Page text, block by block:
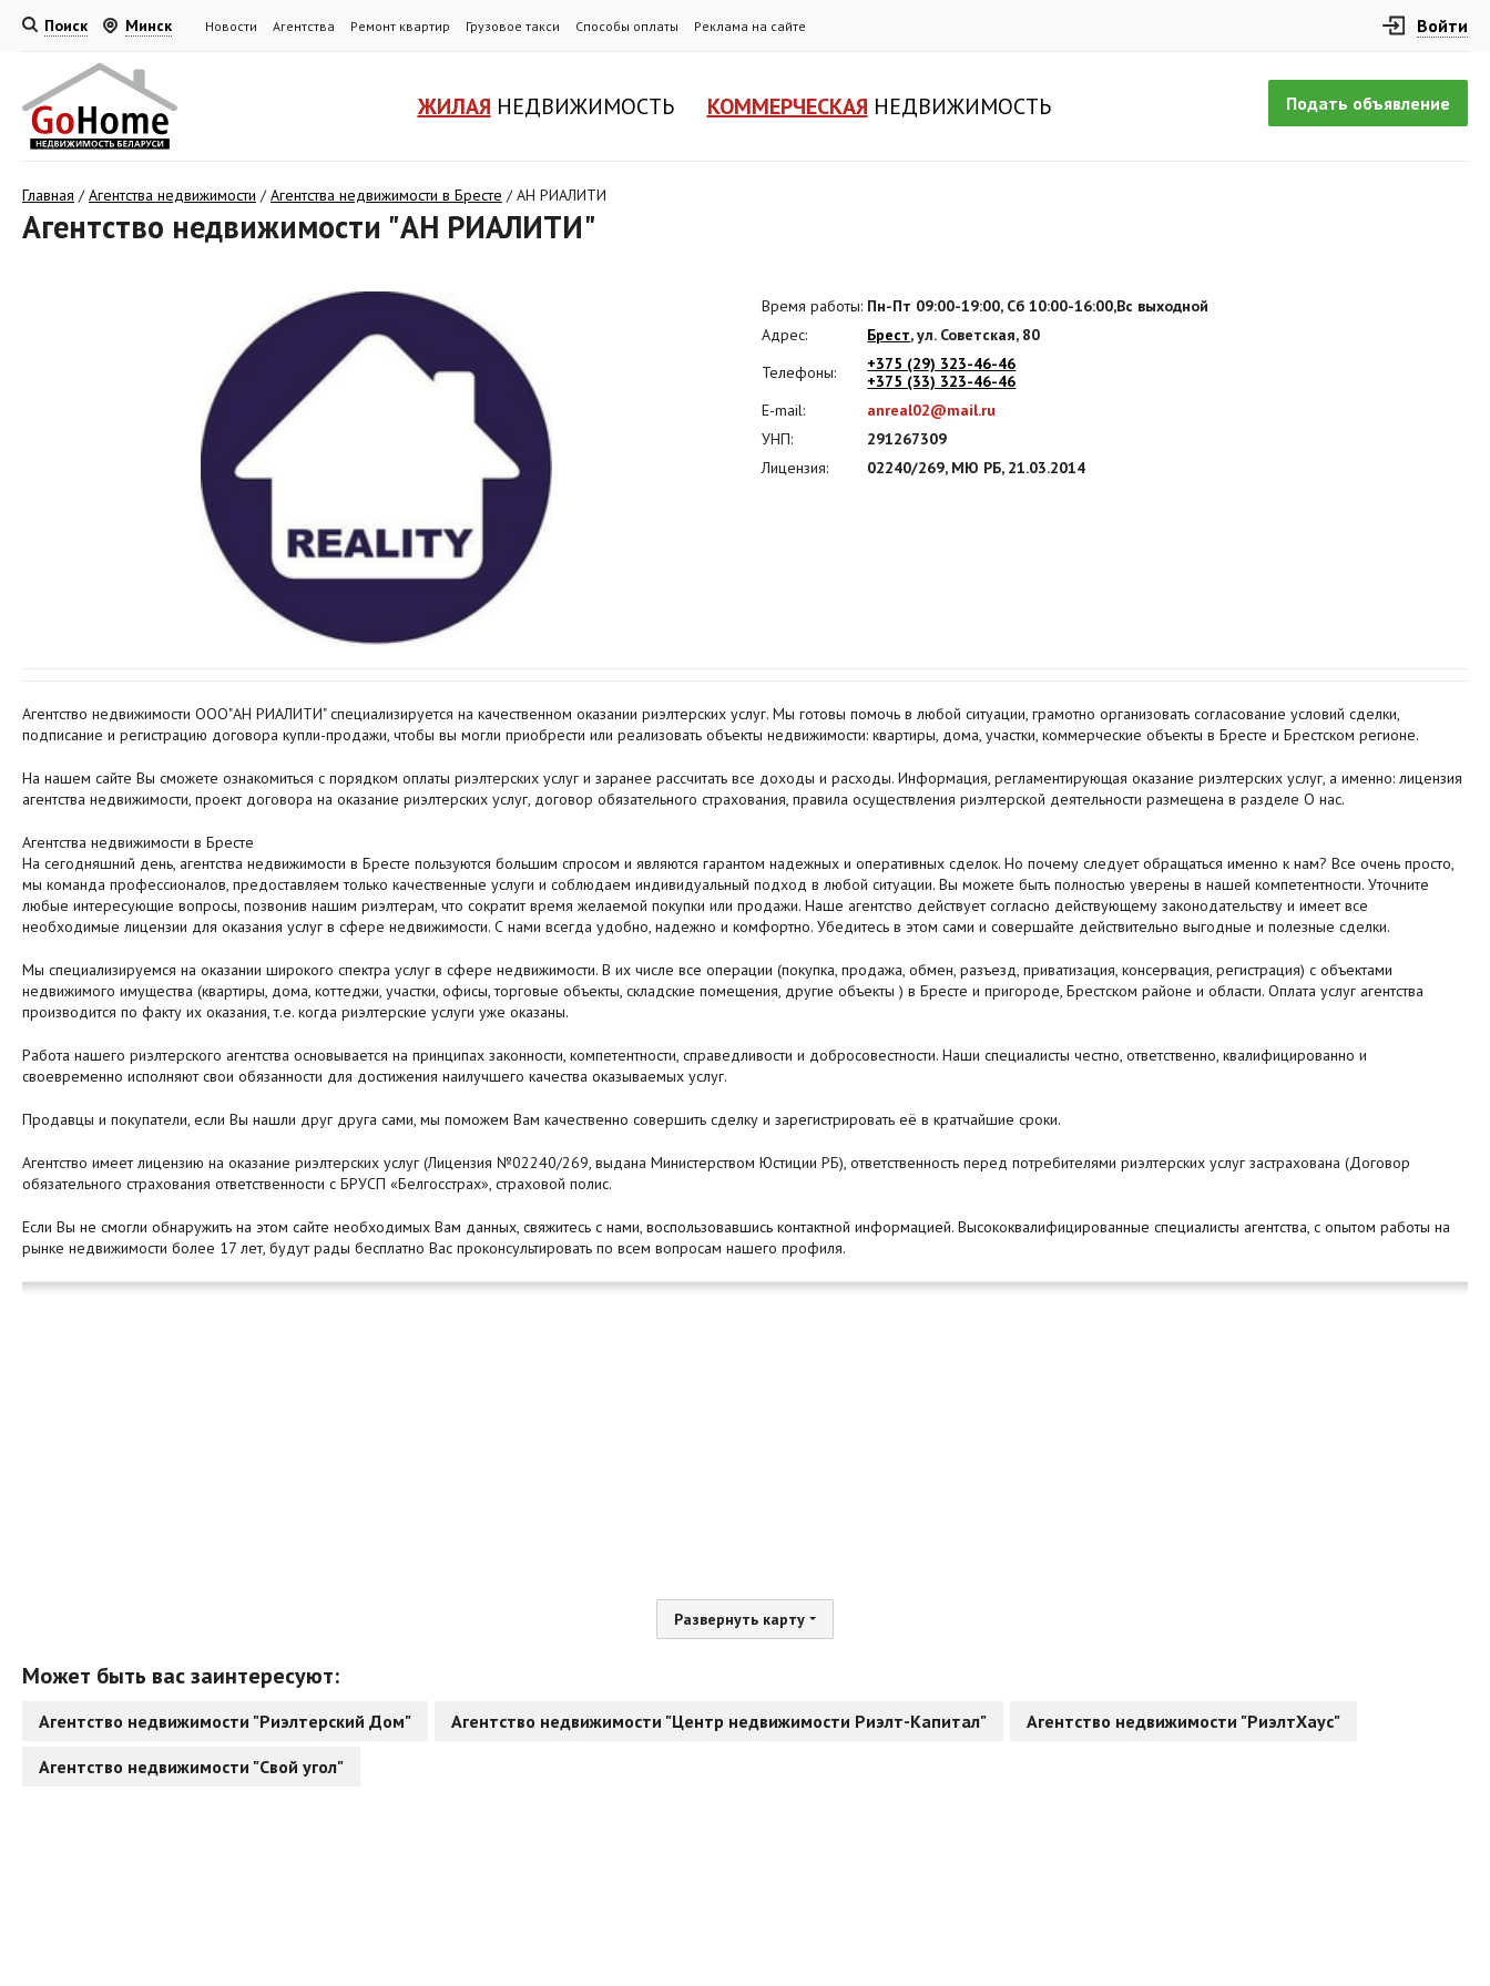
Поиск Минск Новости Агентства Ремонт квартир Грузовое такси Способы оплаты Реклама на сайте Войти
Подать объявление
ЖИЛАЯ НЕДВИЖИМОСТЬ КОММЕРЧЕСКАЯ НЕДВИЖИМОСТЬ
Главная /Агентства недвижимости /Агентства недвижимости в Бресте /АН РИАЛИТИ
Агентство недвижимости "АН РИАЛИТИ"
Время работы: Пн-Пт 09:00-19:00, Сб 10:00-16:00,Вс выходной
Адрес:
Брест, ул. Советская, 80
Телефоны:
+375 (29) 323-46-46
+375 (33) 323-46-46
E-mail:
anreal02@mail.ru
УНП:
291267309
Лицензия:
02240/269, МЮ РБ, 21.03.2014
Агентство недвижимости ООО"АН РИАЛИТИ" специализируется на качественном оказании риэлтерских услуг. Мы готовы помочь в любой ситуации, грамотно организовать согласование условий сделки,
подписание и регистрацию договора купли-продажи, чтобы вы могли приобрести или реализовать объекты недвижимости: квартиры, дома, участки, коммерческие объекты в Бресте и Брестском регионе.
На нашем сайте Вы сможете ознакомиться с порядком оплаты риэлтерских услуг и заранее рассчитать все доходы и расходы. Информация, регламентирующая оказание риэлтерских услуг, а именно: лицензия
агентства недвижимости, проект договора на оказание риэлтерских услуг, договор обязательного страхования, правила осуществления риэлтерской деятельности размещена в разделе О нас.
Агентства недвижимости в Бресте
На сегодняшний день, агентства недвижимости в Бресте пользуются большим спросом и являются гарантом надежных и оперативных сделок. Но почему следует обращаться именно к нам? Все очень просто,
мы команда профессионалов, предоставляем только качественные услуги и соблюдаем индивидуальный подход в любой ситуации. Вы можете быть полностью уверены в нашей компетентности. Уточните
любые интересующие вопросы, позвонив нашим риэлтерам, что сократит время желаемой покупки или продажи. Наше агентство действует согласно действующему законодательству и имеет все
необходимые лицензии для оказания услуг в сфере недвижимости. С нами всегда удобно, надежно и комфортно. Убедитесь в этом сами и совершайте действительно выгодные и полезные сделки.
Мы специализируемся на оказании широкого спектра услуг в сфере недвижимости. В их числе все операции (покупка, продажа, обмен, разъезд, приватизация, консервация, регистрация) с объектами
недвижимого имущества (квартиры, дома, коттеджи, участки, офисы, торговые объекты, складские помещения, другие объекты ) в Бресте и пригороде, Брестском районе и области. Оплата услуг агентства
производится по факту их оказания, т.е. когда риэлтерские услуги уже оказаны.
Работа нашего риэлтерского агентства основывается на принципах законности, компетентности, справедливости и добросовестности. Наши специалисты честно, ответственно, квалифицированно и
своевременно исполняют свои обязанности для достижения наилучшего качества оказываемых услуг.
Продавцы и покупатели, если Вы нашли друг друга сами, мы поможем Вам качественно совершить сделку и зарегистрировать её в кратчайшие сроки.
Агентство имеет лицензию на оказание риэлтерских услуг (Лицензия №02240/269, выдана Министерством Юстиции РБ), ответственность перед потребителями риэлтерских услуг застрахована (Договор
обязательного страхования ответственности с БРУСП «Белгосстрах», страховой полис.
Если Вы не смогли обнаружить на этом сайте необходимых Вам данных, свяжитесь с нами, воспользовавшись контактной информацией. Высококвалифицированные специалисты агентства, с опытом работы на
рынке недвижимости более 17 лет, будут рады бесплатно Вас проконсультировать по всем вопросам нашего профиля.
Развернуть карту
Может быть вас заинтересуют:
Агентство недвижимости "Риэлтерский Дом" Агентство недвижимости "Центр недвижимости Риэлт-Капитал" Агентство недвижимости "РиэлтХаус"
Агентство недвижимости "Свой угол"